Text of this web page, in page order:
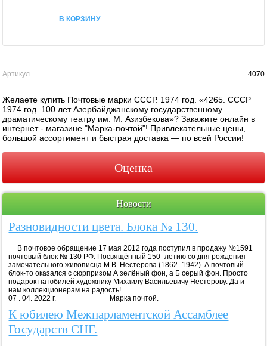
В КОРЗИНУ
Артикул 4070
Желаете купить Почтовые марки СССР. 1974 год. «4265. СССР
1974 год. 100 лет Азербайджанскому государственному
драматическому театру им. М. Азизбекова»? Закажите онлайн в
интернет - магазине "Марка-почтой"! Привлекательные цены,
большой ассортимент и быстрая доставка — по всей России!
Оценка
Новости
Разновидности цвета. Блока № 130.
В почтовое обращение 17 мая 2012 года поступил в продажу №1591
почтовый блок № 130 РФ. Посвящённый 150 -летию со дня рождения
замечательного живописца М.В. Нестерова (1862- 1942). А почтовый
блок-то оказался с сюрпризом А зелёный фон, а Б серый фон. Просто
подарок на юбилей художнику Михаилу Васильевичу Нестерову. Да и
нам коллекционерам на радость!
07 . 04. 2022 г. Марка почтой.
К юбилею Межпарламентской Ассамблее
Государств СНГ.